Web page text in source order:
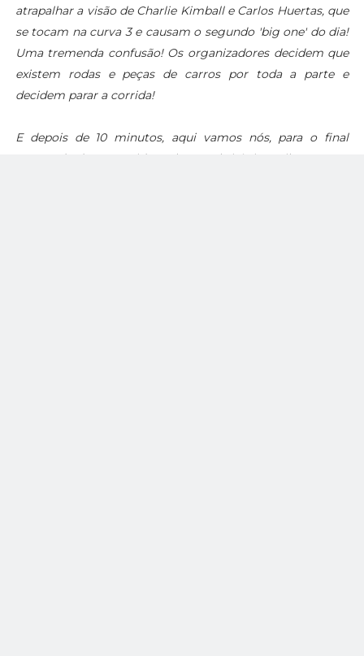
atrapalhar a visão de Charlie Kimball e Carlos Huertas, que
se tocam na curva 3 e causam o segundo 'big one' do dia!
Uma tremenda confusão! Os organizadores decidem que
existem rodas e peças de carros por toda a parte e
decidem parar a corrida!
E depois de 10 minutos, aqui vamos nós, para o final
tremendo dessa corrida maluca! O britânico Mike Conway